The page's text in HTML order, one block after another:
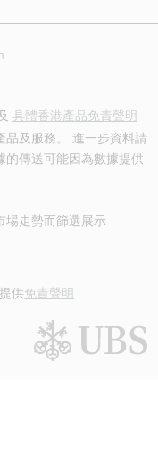
具體香港產品免責聲明
品及服務。 進一步資料請
的傳送可能因為數據提供
場走勢而篩選展示
供免責聲明